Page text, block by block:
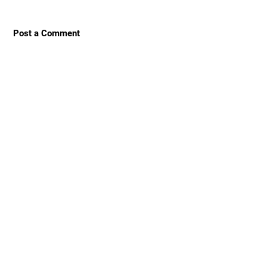
Post a Comment